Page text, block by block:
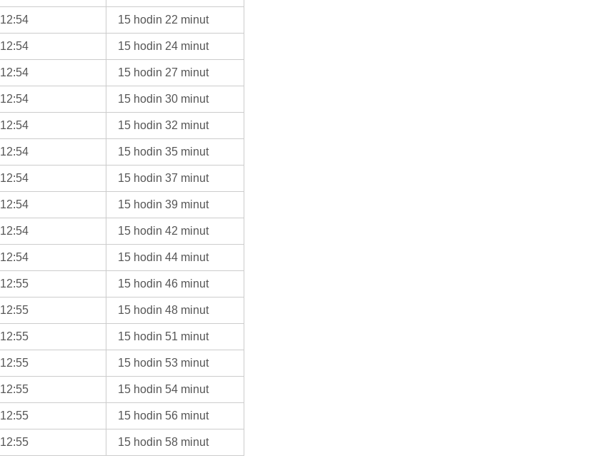
12:54 15 hodin 22 minut
12:54 15 hodin 24 minut
12:54 15 hodin 27 minut
12:54 15 hodin 30 minut
12:54 15 hodin 32 minut
12:54 15 hodin 35 minut
12:54 15 hodin 37 minut
12:54 15 hodin 39 minut
12:54 15 hodin 42 minut
12:54 15 hodin 44 minut
12:55 15 hodin 46 minut
12:55 15 hodin 48 minut
12:55 15 hodin 51 minut
12:55 15 hodin 53 minut
12:55 15 hodin 54 minut
12:55 15 hodin 56 minut
12:55 15 hodin 58 minut